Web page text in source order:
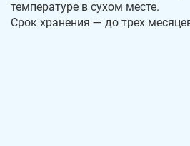
температуре в сухом месте.
Срок хранения — до трех